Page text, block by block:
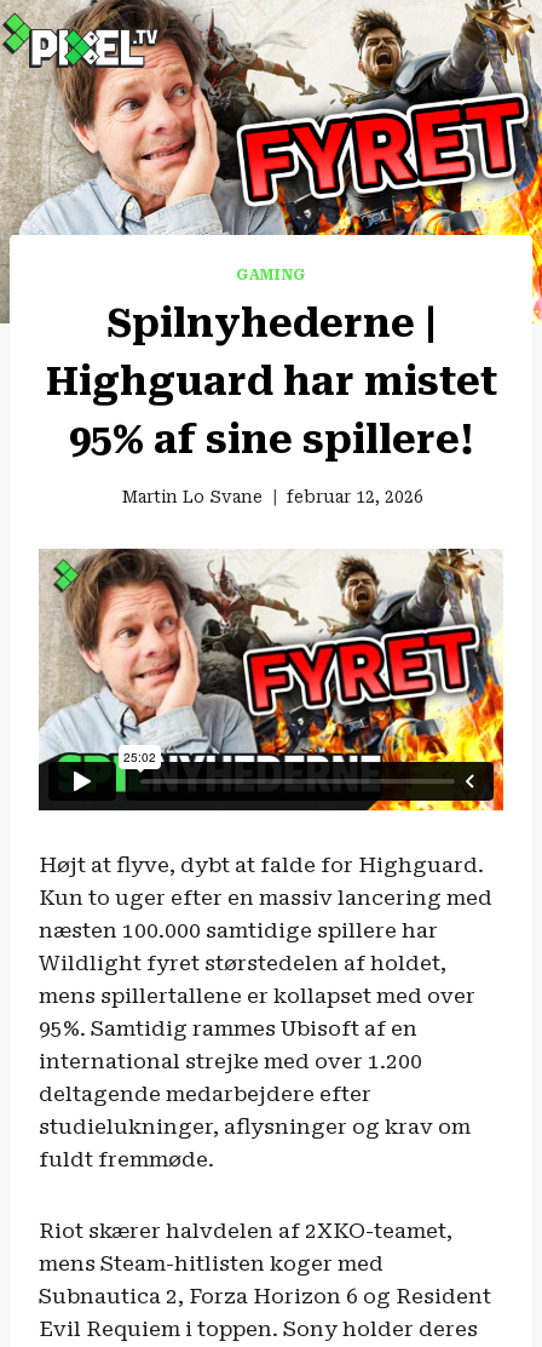
Fortsæt
til
indhold
GAMING
Spilnyhederne |
Highguard har mistet
95% af sine spillere!
Martin Lo Svane februar 12, 2026
Højt at flyve, dybt at falde for Highguard.
Kun to uger efter en massiv lancering med
næsten 100.000 samtidige spillere har
Wildlight fyret størstedelen af holdet,
mens spillertallene er kollapset med over
95%. Samtidig rammes Ubisoft af en
international strejke med over 1.200
deltagende medarbejdere efter
studielukninger, aflysninger og krav om
fuldt fremmøde.
Riot skærer halvdelen af 2XKO-teamet,
mens Steam-hitlisten kog­er med
Subnautica 2, Forza Horizon 6 og Resident
Evil Requiem i toppen. Sony holder deres